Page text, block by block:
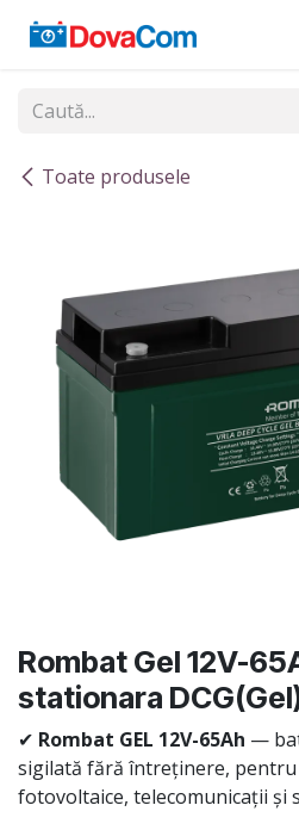
Toate produsele
Rombat Gel 12V-
stationara
✔ Rombat GEL 12V-65Ah —
sigilată fără întreținere, pentru
fotovoltaice, telecomunicații și